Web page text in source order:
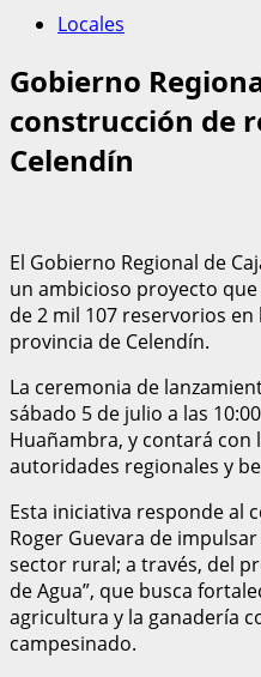
Locales
Gobierno
construcción de
Celendín
El Gobierno Regional de
un ambicioso proyecto
de 2 mil 107 reservorios
provincia de Celendín.
La ceremonia de
sábado 5 de julio a las
Huañambra, y contará con
autoridades regionales y
Esta iniciativa responde al
Roger Guevara de
sector rural; a través, del
de Agua”, que busca
agricultura y la ganadería
campesinado.